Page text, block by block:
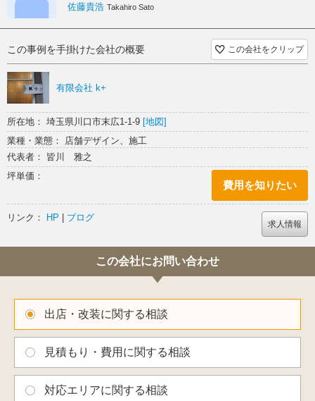
佐藤貴浩 Takahiro Sato
この事例を手掛けた会社の概要 この会社をクリップ
有限会社 k+
所在地： 埼玉県川口市末広1-1-9 [地図]
業種・業態： 店舗デザイン、施工
代表者： 皆川 雅之
坪単価：
費用を知りたい
リンク： HP | ブログ
求人情報
この会社にお問い合わせ
出店・改装に関する相談
見積もり・費用に関する相談
対応エリアに関する相談